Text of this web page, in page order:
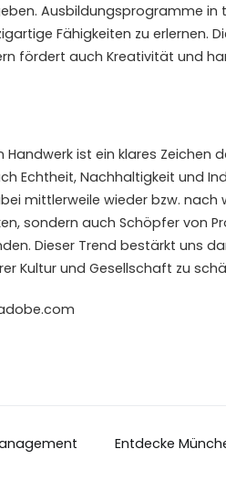
Ausbildungsprogramme in
Fähigkeiten zu erlernen.
fördert auch Kreativität und
Handwerk ist ein klares Zeichen
Echtheit, Nachhaltigkeit und
mittlerweile wieder bzw. nach
sondern auch Schöpfer von
Dieser Trend bestärkt uns
Kultur und Gesellschaft zu
Entdecke